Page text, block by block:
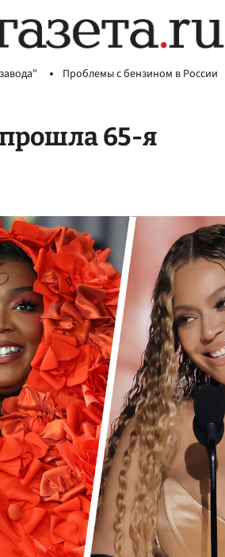
Проблемы с бензином в России
65-я